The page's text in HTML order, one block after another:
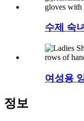
수제 숙
여성용
정보